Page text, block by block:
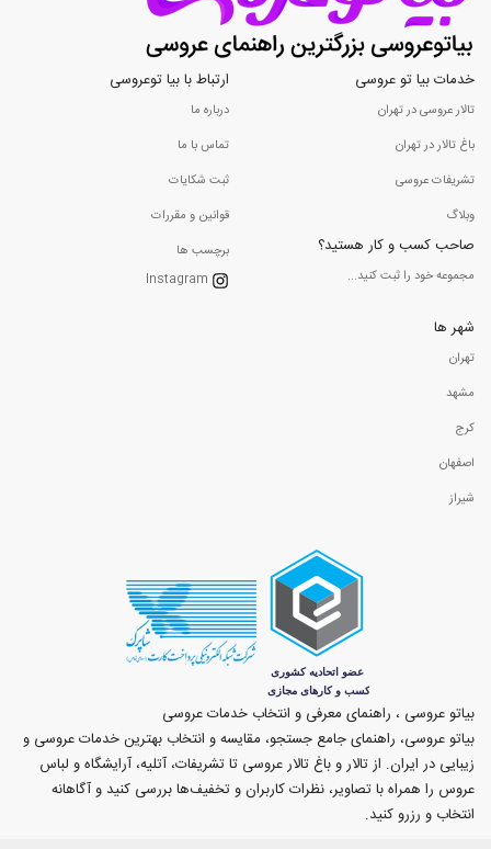
خدمات بیا تو عروسی
تالار عروسی در تهران
باغ تالار در تهران
تشریفات عروسی
وبلاگ
صاحب کسب و کار هستید؟
مجموعه خود را ثبت کنید...
ارتباط با بیا توعروسی
درباره ما
تماس با ما
ثبت شکایات
قوانین و مقررات
برچسب ها
Instagram
شهر ها
تهران
مشهد
کرج
اصفهان
شیراز
بیاتو عروسی ، راهنمای معرفی و انتخاب خدمات عروسی
بیاتو عروسی، راهنمای جامع جستجو، مقایسه و انتخاب بهترین خدمات عروسی و
زیبایی در ایران. از تالار و باغ تالار عروسی تا تشریفات، آتلیه، آرایشگاه و لباس
عروس را همراه با تصاویر، نظرات کاربران و تخفیف‌ها بررسی کنید و آگاهانه
انتخاب و رزرو کنید.